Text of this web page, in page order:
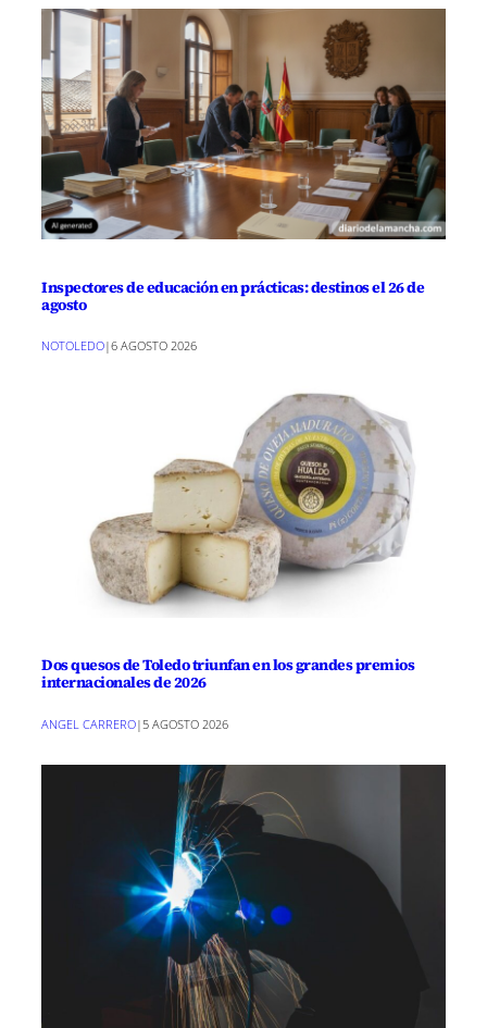
Inspectores de educación en prácticas: destinos el 26 de
agosto
NOTOLEDO|6 AGOSTO 2026
Dos quesos de Toledo triunfan en los grandes premios
internacionales de 2026
ANGEL CARRERO|5 AGOSTO 2026